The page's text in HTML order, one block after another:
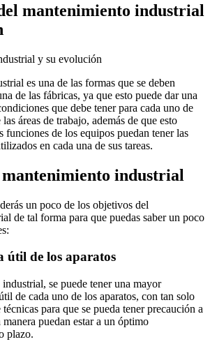
mantenimiento industrial
es una de las formas que se deben
de las fábricas, ya que esto puede dar una
que debe tener para cada uno de
áreas de trabajo, además de que esto
funciones de los equipos puedan tener las
en cada una de sus tareas.
industrial
un poco de los objetivos del
de tal forma para que puedas saber un poco
útil de los aparatos
se puede tener una mayor
de cada uno de los aparatos, con tan solo
para que se pueda tener precaución a
puedan estar a un óptimo
plazo.